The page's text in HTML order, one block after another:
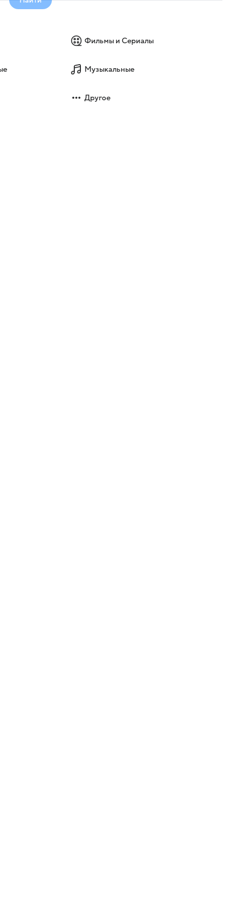
Фильмы и Сериалы
Музыкальные
Другое